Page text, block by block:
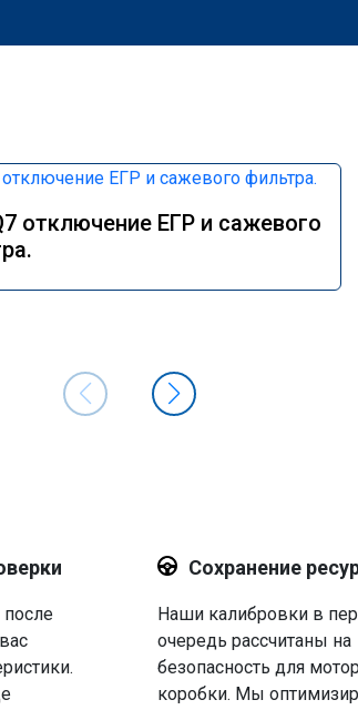
отключение ЕГР и сажевого
Сохранение
Наши калибровки в
очередь рассчитаны на
безопасность для
коробки. Мы